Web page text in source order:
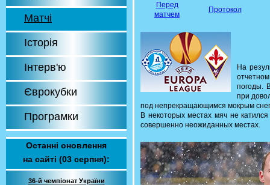
Матчі
Історія
Інтерв'ю
Єврокубки
Програмки
Останні оновлення
на сайті (03 серпня):
36-й чемпіонат України
Перед
матчем
Протокол
На
погоды.
при
под непрекращающимся мокрым
В некоторых местах мяч не
совершенно неожиданных местах.